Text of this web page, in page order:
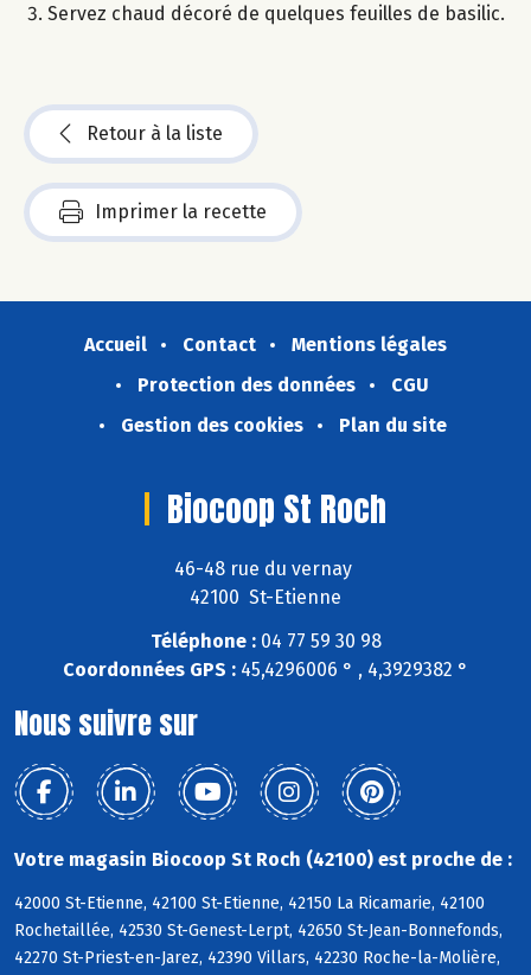
Servez chaud décoré de quelques feuilles de basilic.
Retour à la liste
Imprimer la recette
Accueil Contact
Mentions légales
Protection des données
CGU
Gestion des cookies
Plan du site
Biocoop St Roch
46-48 rue du vernay
42100 St-Etienne
Téléphone :04 77 59 30 98
Coordonnées GPS : 45,4296006 ° , 4,3929382 °
Nous suivre sur
Votre magasin Biocoop St Roch (42100) est proche de :
42000 St-Etienne, 42100 St-Etienne, 42150 La Ricamarie, 42100
Rochetaillée, 42530 St-Genest-Lerpt, 42650 St-Jean-Bonnefonds,
42270 St-Priest-en-Jarez, 42390 Villars, 42230 Roche-la-Molière,